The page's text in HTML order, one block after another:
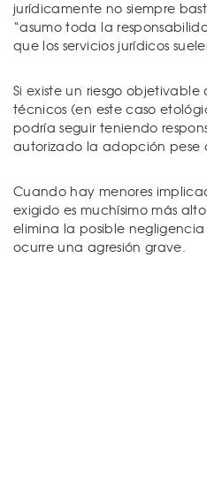
jurídicamente no siempre
“asumo toda la
que los servicios jurídicos
Si existe un riesgo
técnicos (en este caso
podría seguir teniendo
autorizado la adopción pese
Cuando hay menores
exigido es muchísimo más
elimina la posible
ocurre una agresión grave.